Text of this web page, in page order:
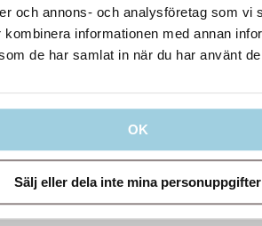
och annons- och analysföretag som vi
informationen med annan
de har samlat in när du har använt
OK
Sälj eller dela inte mina personuppgifter